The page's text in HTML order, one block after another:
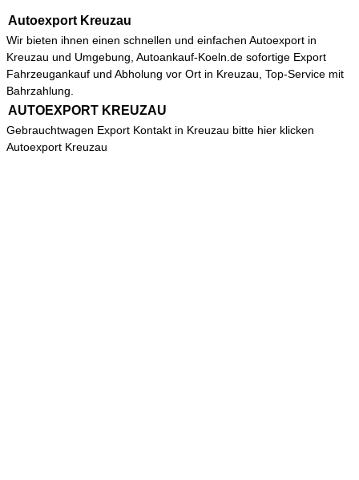
Autoexport Kreuzau
Wir bieten ihnen einen schnellen und einfachen Autoexport in
Kreuzau und Umgebung, Autoankauf-Koeln.de sofortige Export
Fahrzeugankauf und Abholung vor Ort in Kreuzau, Top-Service mit
Bahrzahlung.
AUTOEXPORT KREUZAU
Gebrauchtwagen Export Kontakt in Kreuzau bitte hier klicken
Autoexport Kreuzau